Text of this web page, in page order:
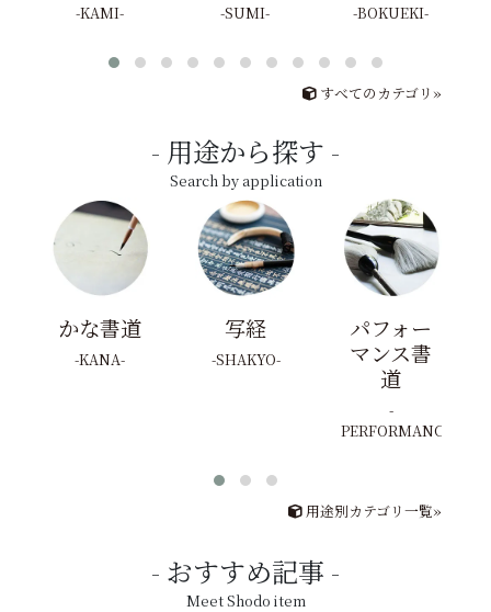
KAMI SUMI BOKUEKI
すべてのカテゴリ»
用途から探す
Search by application
かな書道
KANA
写経
SHAKYO
パフォー
マンス書
道
PERFORMANCE
用途別カテゴリ一覧»
おすすめ記事
Meet Shodo item